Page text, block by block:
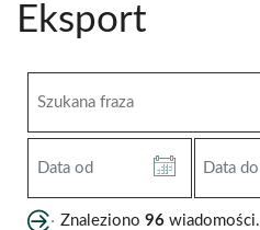
Eksport
(RRRR-
(RRRR-
Znaleziono 96 wiadomości.